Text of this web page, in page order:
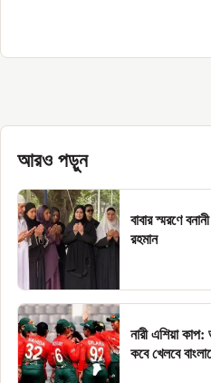
আরও পড়ুন
বাবার স্মরণে
রহমান
নারী এশিয়া
কবে খেলবে